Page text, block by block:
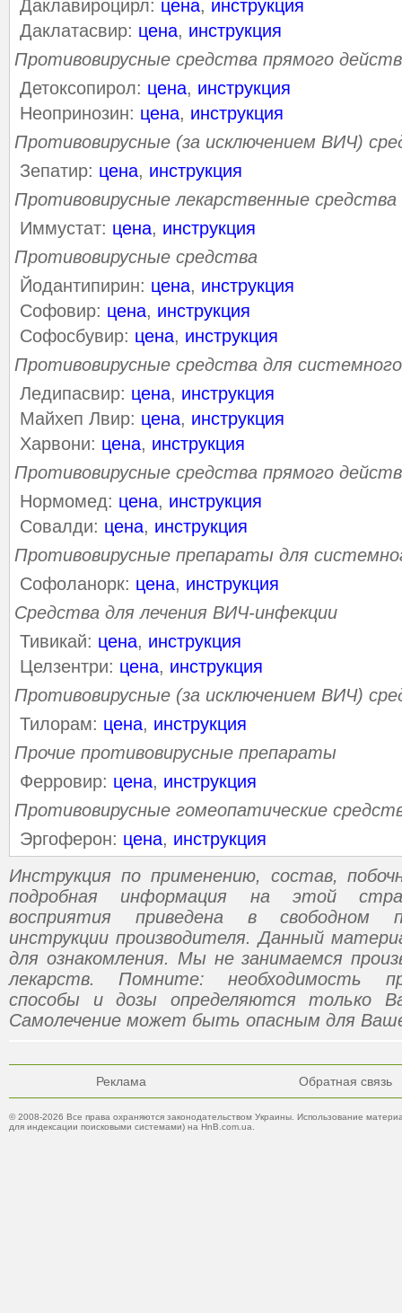
Даклавироцирл: цена, инструкция
Даклатасвир: цена, инструкция
Противовирусные средства прямого
Детоксопирол: цена, инструкция
Неопринозин: цена, инструкция
Противовирусные (за исключением ВИЧ)
Зепатир: цена, инструкция
Противовирусные лекарственные средства
Иммустат: цена, инструкция
Противовирусные средства
Йодантипирин: цена, инструкция
Софовир: цена, инструкция
Софосбувир: цена, инструкция
Противовирусные средства для
Ледипасвир: цена, инструкция
Майхеп Лвир: цена, инструкция
Харвони: цена, инструкция
Противовирусные средства прямого
Нормомед: цена, инструкция
Совалди: цена, инструкция
Противовирусные препараты для
Софоланорк: цена, инструкция
Средства для лечения ВИЧ-инфекции
Тивикай: цена, инструкция
Целзентри: цена, инструкция
Противовирусные (за исключением ВИЧ)
Тилорам: цена, инструкция
Прочие противовирусные препараты
Ферровир: цена, инструкция
Противовирусные гомеопатические
Эргоферон: цена, инструкция
Инструкция по применению, состав,
подробная информация на этой
восприятия приведена в свободном
инструкции производителя. Данный
для ознакомления. Мы не занимаемся
лекарств. Помните: необходимость
способы и дозы определяются только
Самолечение может быть опасным для
Реклама Обратная связь
© 2008-2026 Все права охраняются законодательством Украины. Использование
для индексации поисковыми системами) на HnB.com.ua.